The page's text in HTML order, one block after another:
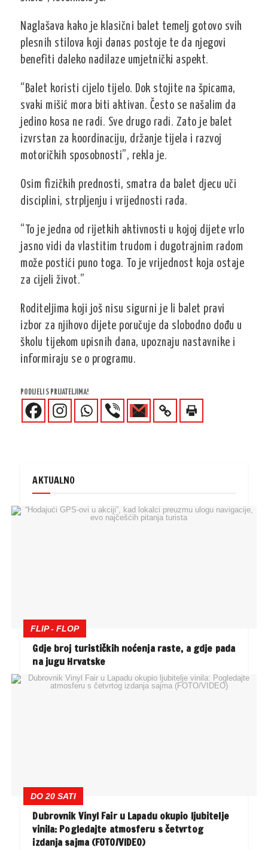
Naglašava kako je klasični balet temelj gotovo svih
plesnih stilova koji danas postoje te da njegovi
benefiti daleko nadilaze umjetnički aspekt.
“Balet koristi cijelo tijelo. Dok stojite na špicama,
svaki mišić mora biti aktivan. Često se našalim da
jedino kosa ne radi. Sve drugo radi. Zato je balet
izvrstan za koordinaciju, držanje tijela i razvoj
motoričkih sposobnosti”, rekla je.
Osim fizičkih prednosti, smatra da balet djecu uči
disciplini, strpljenju i vrijednosti rada.
“To je jedna od rijetkih aktivnosti u kojoj dijete vrlo
jasno vidi da vlastitim trudom i dugotrajnim radom
može postići puno toga. To je vrijednost koja ostaje
za cijeli život.”
Roditeljima koji još nisu sigurni je li balet pravi
izbor za njihovo dijete poručuje da slobodno dođu u
školu tijekom upisnih dana, upoznaju nastavnike i
informiraju se o programu.
PODIJELI S PRIJATELJIMA!
AKTUALNO
FLIP - FLOP
Gdje broj turističkih noćenja raste, a gdje pada
na jugu Hrvatske
DO 20 SATI
Dubrovnik Vinyl Fair u Lapadu okupio ljubitelje
vinila: Pogledajte atmosferu s četvrtog
izdanja sajma (FOTO/VIDEO)